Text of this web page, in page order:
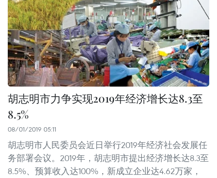
胡志明市力争实现2019年经济增长达8.3至
8.5%
08/01/2019 05:11
胡志明市人民委员会近日举行2019年经济社会发展任
务部署会议。2019年，胡志明市提出经济增长达8.3至
8.5%、预算收入达100%，新成立企业达4.62万家，